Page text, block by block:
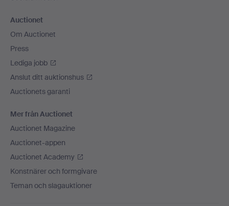
Auctionet
Om Auctionet
Press
Lediga jobb
Anslut ditt auktionshus
Auctionets garanti
Mer från Auctionet
Auctionet Magazine
Auctionet-appen
Auctionet Academy
Konstnärer och formgivare
Teman och slagauktioner